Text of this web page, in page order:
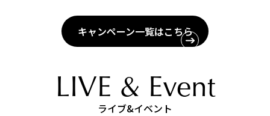
キャンペーン一覧はこちら
ライブ&イベント
LIVE & Event